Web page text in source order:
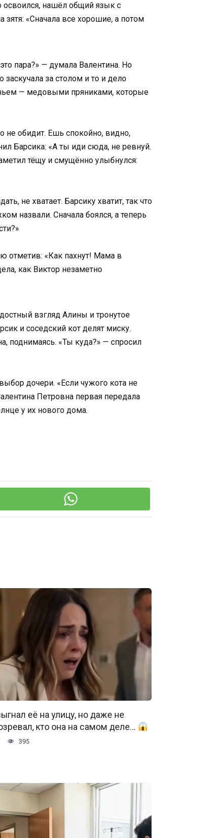
освоился, нашёл общий язык с
«Сначала все хорошие, а потом
пара?» — думала Валентина. Но
за столом и то и дело
— медовыми пряниками, которые
не обидит. Ешь спокойно, видно,
Барсика: «А ты иди сюда, не ревнуй.
тёщу и смущённо улыбнулся:
не хватает. Барсику хватит, так что
назвали. Сначала боялся, а теперь
отметив: «Как пахнут! Мама в
как Виктор незаметно
взгляд Алины и тронутое
и соседский кот делят миску.
поднимаясь. «Ты куда?» — спросил
дочери. «Если чужого кота не
Петровна первая передала
у их нового дома.
её на улицу, но даже не
кто она на самом деле…
395